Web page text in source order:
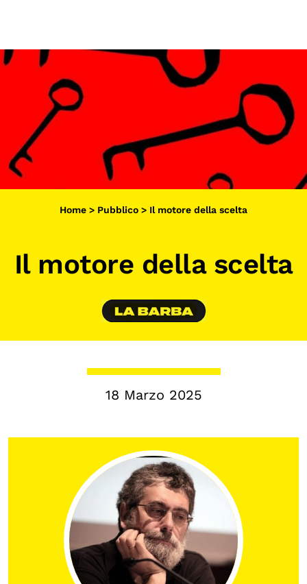
Vai
contenuto
Sostieni
App
Sala di Lettura
LA FONDAZIONE
Persone
Archivio
Archivi del presente
Progetti Internazionali
Pubblicazioni
Storie di Resistenza, ottant’anni dopo
Calendario civile
Elezioni dal mondo
Home > Pubblico > Il motore della scelta
Il motore della scelta
18 Marzo 2025